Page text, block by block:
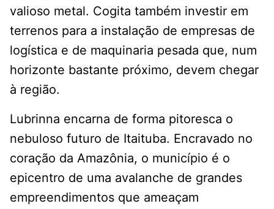
valioso metal. Cogita também investir em
terrenos para a instalação de empresas de
logística e de maquinaria pesada que, num
horizonte bastante próximo, devem chegar
à região.
Lubrinna encarna de forma pitoresca o
nebuloso futuro de Itaituba. Encravado no
coração da Amazônia, o município é o
epicentro de uma avalanche de grandes
empreendimentos que ameaçam